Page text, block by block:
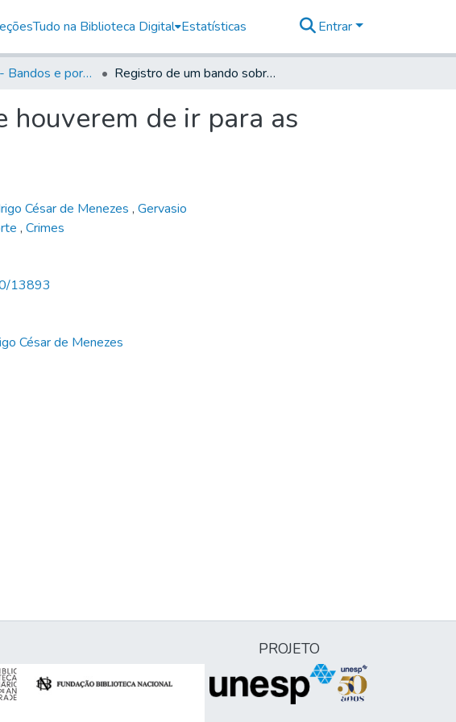
Tudo na Biblioteca Digital Estatísticas Entrar
Volume 12 - Bandos e portarias de Rodrigo César de Menezes Registro de um bando sobre as pessoas que houverem de ir para as novas minas de Cuiabá
houverem de ir para as
César de Menezes , Gervasio
, Crimes
13893
César de Menezes
PROJETO